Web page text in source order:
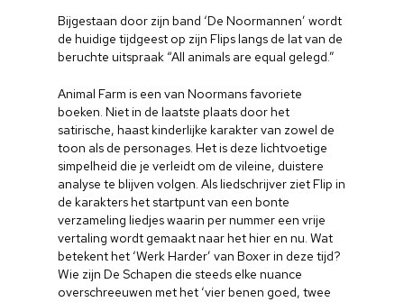
Bijgestaan door zijn band ‘De Noormannen’ wordt
de huidige tijdgeest op zijn Flips langs de lat van de
beruchte uitspraak “All animals are equal gelegd.”
Animal Farm is een van Noormans favoriete
boeken. Niet in de laatste plaats door het
satirische, haast kinderlijke karakter van zowel de
toon als de personages. Het is deze lichtvoetige
simpelheid die je verleidt om de vileine, duistere
analyse te blijven volgen. Als liedschrijver ziet Flip in
de karakters het startpunt van een bonte
verzameling liedjes waarin per nummer een vrije
vertaling wordt gemaakt naar het hier en nu. Wat
betekent het ‘Werk Harder’ van Boxer in deze tijd?
Wie zijn De Schapen die steeds elke nuance
overschreeuwen met het ‘vier benen goed, twee